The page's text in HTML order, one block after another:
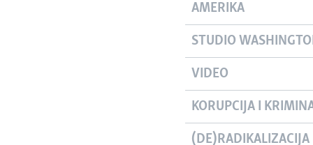
AMERIKA
STUDIO
VIDEO
KORUPCIJA I
(DE)RADIKALIZACIJA